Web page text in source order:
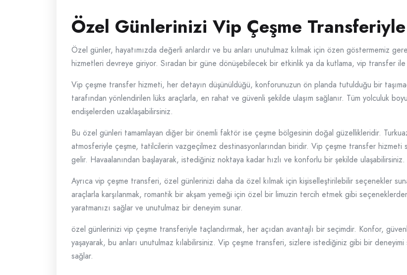
Özel Günlerinizi Vip Çeşme Transferiyle
Özel günler, hayatımızda değerli anlardır ve bu anları unutulmaz kılmak için özen göstermemiz
hizmetleri devreye giriyor. Sıradan bir güne dönüşebilecek bir etkinlik ya da kutlama, vip transfer
Vip çeşme transfer hizmeti, her detayın düşünüldüğü, konforunuzun ön planda tutulduğu bir
tarafından yönlendirilen lüks araçlarla, en rahat ve güvenli şekilde ulaşım sağlanır. Tüm yolculuk
endişelerden uzaklaşabilirsiniz.
Bu özel günleri tamamlayan diğer bir önemli faktör ise çeşme bölgesinin doğal güzellikleridir.
atmosferiyle çeşme, tatilcilerin vazgeçilmez destinasyonlarından biridir. Vip çeşme transfer
gelir. Havaalanından başlayarak, istediğiniz noktaya kadar hızlı ve konforlu bir şekilde ulaşabilirsiniz.
Ayrıca vip çeşme transferi, özel günlerinizi daha da özel kılmak için kişiselleştirilebilir seçenekler
araçlarla karşılanmak, romantik bir akşam yemeği için özel bir limuzin tercih etmek gibi
yaratmanızı sağlar ve unutulmaz bir deneyim sunar.
özel günlerinizi vip çeşme transferiyle taçlandırmak, her açıdan avantajlı bir seçimdir. Konfor,
yaşayarak, bu anları unutulmaz kılabilirsiniz. Vip çeşme transferi, sizlere istediğiniz gibi bir deneyimi
sağlar.